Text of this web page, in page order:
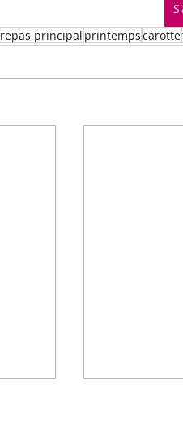
repas principal printempscarotte